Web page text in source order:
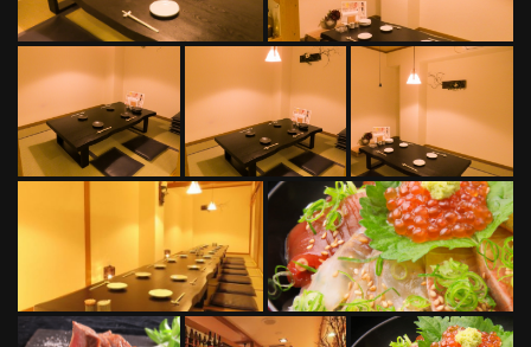
この店舗情報をシェアする
写真 | 旬菜酒場 じゃぱん
徳島県徳島市栄町１-20 井上ビル1F
https://syunsai-japan.owst.jp/gallery
お店情報をコピー